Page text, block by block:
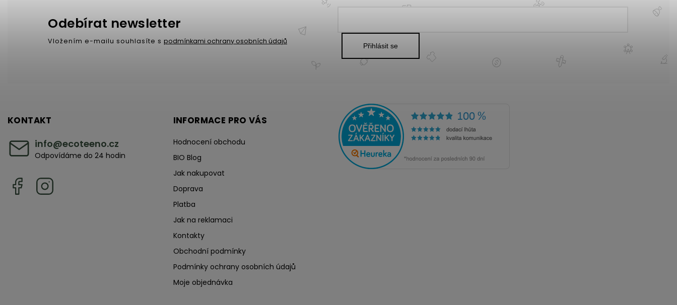
KONTAKT
info@ecoteeno.cz
Odpovídáme do 24 hodin
Odebírat newsletter
Vložením e-mailu souhlasíte s podmínkami ochrany osobních údajů
Přihlásit se
INFORMACE PRO VÁS
Hodnocení obchodu
BIO Blog
Jak nakupovat
Doprava
Platba
Jak na reklamaci
Kontakty
Obchodní podmínky
Podmínky ochrany osobních údajů
Moje objednávka